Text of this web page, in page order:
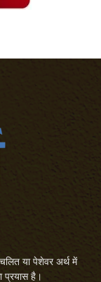
या पेशेवर अर्थ में
प्रयास है।